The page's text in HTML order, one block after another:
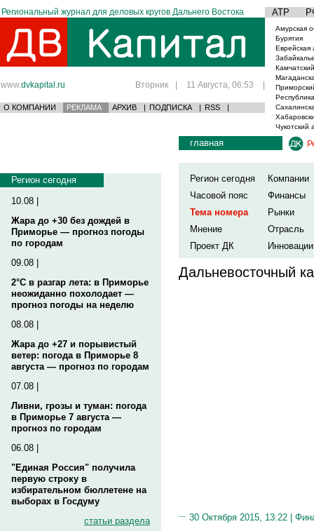
Региональный журнал для деловых кругов Дальнего Востока АТР
www.dvkapital.ru Вторник | 11 Августа, 06:53 |
О КОМПАНИИ РЕКЛАМА АРХИВ | ПОДПИСКА | RSS |
Амурская
Бурятия
Еврейская
Чукотский
Регион сегодня
10.08 |
Жара до +30 без дождей в
Приморье — прогноз погоды
по городам
09.08 |
2°C в разгар лета: в Приморье
неожиданно похолодает —
прогноз погоды на неделю
08.08 |
Жара до +27 и порывистый
ветер: погода в Приморье 8
августа — прогноз по городам
07.08 |
Ливни, грозы и туман: погода
в Приморье 7 августа —
прогноз по городам
06.08 |
"Единая Россия" получила
первую строку в
избирательном бюллетене на
выборах в Госдуму
статьи раздела
главная
Регион сегодня
Компании
Часовой пояс
Финансы
Тема номера
Рынки
Мнение
Отрасль
Проект ДК
Инновации
Дальневосточный
30 Октября 2015, 13:22 |